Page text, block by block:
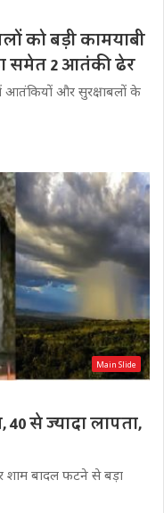
को बड़ी कामयाबी
समेत 2 आतंकी ढेर
आतंकियों और सुरक्षाबलों के
Main Slide
से ज्यादा लापता,
शाम बादल फटने से बड़ा